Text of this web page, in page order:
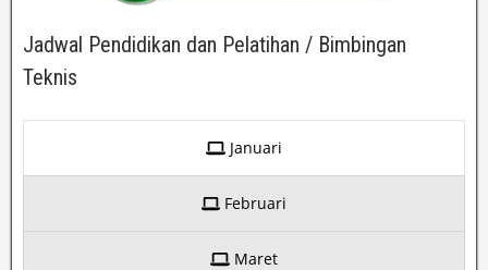
Jadwal Pendidikan dan Pelatihan / Bimbingan
Teknis
Januari
Februari
Maret